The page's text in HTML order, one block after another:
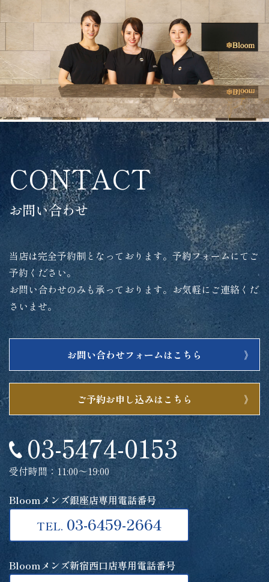
CONTACT
お問い合わせ
当店は完全予約制となっております。予約フォームにてご
予約ください。
お問い合わせのみも承っております。お気軽にご連絡くだ
さいませ。
お問い合わせフォームはこちら
ご予約お申し込みはこちら
03-5474-0153
受付時間：11:00～19:00
Bloomメンズ銀座店専用電話番号
TEL. 03-6459-2664
Bloomメンズ新宿西口店専用電話番号